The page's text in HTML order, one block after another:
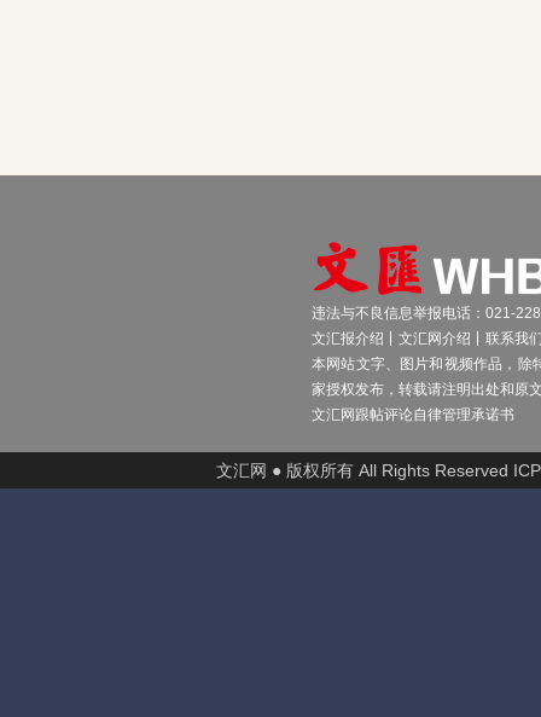
违法与不良信息举报电话：021-
文汇报介绍
文汇网介绍
联系我
本网站文字、图片和视频作品，除
家授权发布，转载请注明出处和原
文汇网跟帖评论自律管理承诺书
文汇网 ● 版权所有 All Rights Reserved